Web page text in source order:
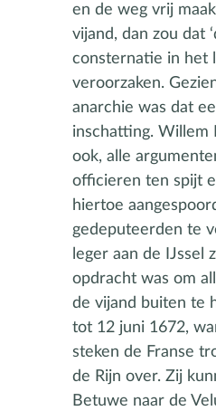
en de weg vrij
vijand, dan zou dat
consternatie in het
veroorzaken.
anarchie was dat
inschatting. Willem
ook, alle
officieren ten spijt
hiertoe
gedeputeerden te
leger aan de IJssel
opdracht was om
de vijand buiten te
tot 12 juni 1672,
steken de Franse
de Rijn over. Zij
Betuwe naar de